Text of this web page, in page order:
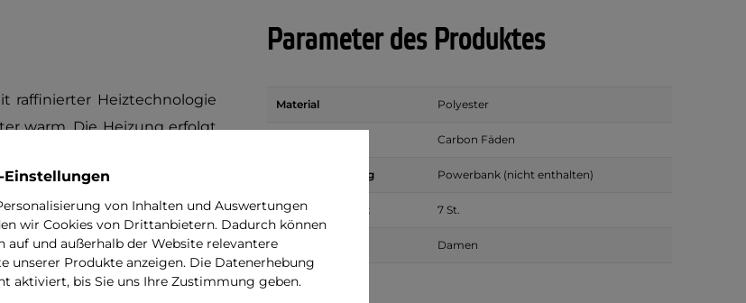
raffinierter Heiztechnologie
warm. Die Heizung erfolgt
sind. Sie sorgen nicht nur für
sich durch die Abgabe von
aus.
Powerbank mit USB-Typ-A-
Parameter des Produktes
Material Polyester
Carbon Fäden
Stromversorgung Powerbank (nicht enthalten)
Batteriekapazität 7 St.
Festlegung Damen
Einstellungen
von Inhalten und Auswertungen
wir Cookies von Drittanbietern. Dadurch können
auf und außerhalb der Website relevantere
unserer Produkte anzeigen. Die Datenerhebung
aktiviert, bis Sie uns Ihre Zustimmung geben.